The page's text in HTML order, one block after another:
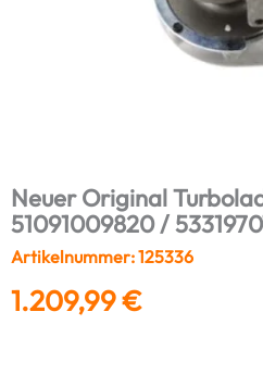
Neuer Original
51091009820 /
Artikelnummer: 125336
1.209,99€